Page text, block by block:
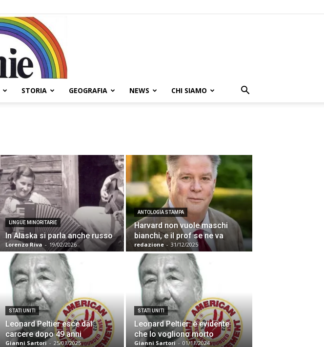
STORIA GEOGRAFIA NEWS CHI SIAMO
LINGUE MINORITARIE
In Alaska si parla anche russo
Lorenzo Riva - 19/02/2026
ANTOLOGIA STAMPA
Harvard non vuole maschi
bianchi, e il prof se ne va
redazione - 31/12/2025
STATI UNITI
Leonard Peltier esce dal
carcere dopo 49 anni
Gianni Sartori - 25/01/2025
STATI UNITI
Leonard Peltier: è evidente
che lo vogliono morto
Gianni Sartori - 01/11/2024